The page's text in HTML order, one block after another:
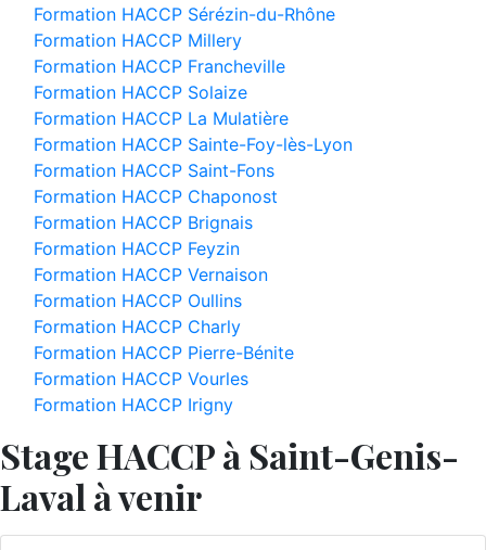
Formation HACCP Sérézin-du-Rhône
Formation HACCP Millery
Formation HACCP Francheville
Formation HACCP Solaize
Formation HACCP La Mulatière
Formation HACCP Sainte-Foy-lès-Lyon
Formation HACCP Saint-Fons
Formation HACCP Chaponost
Formation HACCP Brignais
Formation HACCP Feyzin
Formation HACCP Vernaison
Formation HACCP Oullins
Formation HACCP Charly
Formation HACCP Pierre-Bénite
Formation HACCP Vourles
Formation HACCP Irigny
Stage HACCP à Saint-Genis-
Laval à venir